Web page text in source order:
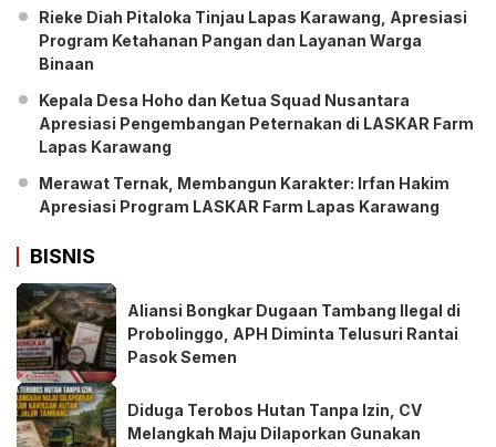
Rieke Diah Pitaloka Tinjau Lapas Karawang, Apresiasi
Program Ketahanan Pangan dan Layanan Warga
Binaan
Kepala Desa Hoho dan Ketua Squad Nusantara
Apresiasi Pengembangan Peternakan di LASKAR Farm
Lapas Karawang
Merawat Ternak, Membangun Karakter: Irfan Hakim
Apresiasi Program LASKAR Farm Lapas Karawang
BISNIS
Aliansi Bongkar Dugaan Tambang Ilegal di
Probolinggo, APH Diminta Telusuri Rantai
Pasok Semen
Diduga Terobos Hutan Tanpa Izin, CV
Melangkah Maju Dilaporkan Gunakan